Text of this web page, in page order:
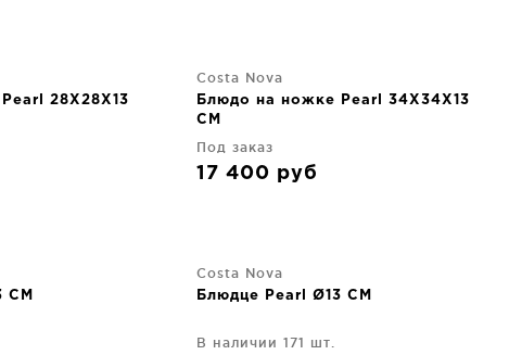
28X28X13
Costa Nova
Блюдо на ножке Pearl 34X34X13
CM
Под заказ
17 400 руб
CM
Costa Nova
Блюдце Pearl Ø13 CM
В наличии 171 шт.